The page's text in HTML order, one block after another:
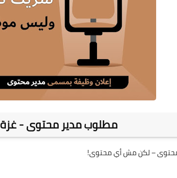
مطلوب مدير محتوى - غزة
– لكن مش أي محتوى!